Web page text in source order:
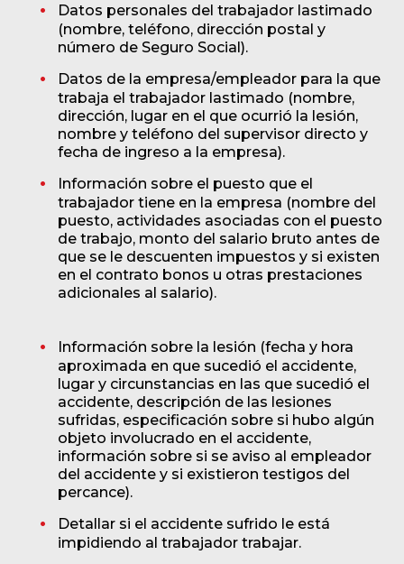
Datos personales del trabajador lastimado
(nombre, teléfono, dirección postal y
número de Seguro Social).
Datos de la empresa/empleador para la que
trabaja el trabajador lastimado (nombre,
dirección, lugar en el que ocurrió la lesión,
nombre y teléfono del supervisor directo y
fecha de ingreso a la empresa).
Información sobre el puesto que el
trabajador tiene en la empresa (nombre del
puesto, actividades asociadas con el puesto
de trabajo, monto del salario bruto antes de
que se le descuenten impuestos y si existen
en el contrato bonos u otras prestaciones
adicionales al salario).
Información sobre la lesión (fecha y hora
aproximada en que sucedió el accidente,
lugar y circunstancias en las que sucedió el
accidente, descripción de las lesiones
sufridas, especificación sobre si hubo algún
objeto involucrado en el accidente,
información sobre si se aviso al empleador
del accidente y si existieron testigos del
percance).
Detallar si el accidente sufrido le está
impidiendo al trabajador trabajar.